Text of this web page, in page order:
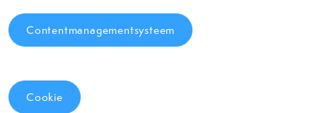
Contentmanagementsysteem
Cookie